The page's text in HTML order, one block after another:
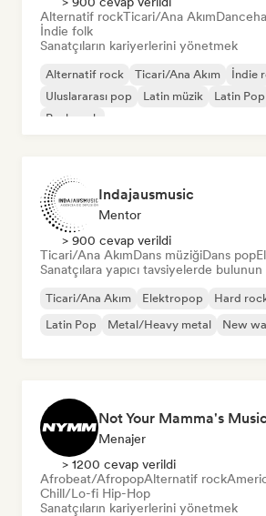
Alternatif rockTicari/Ana Akım
İndie folk
Sanatçıların kariyerlerini yönetmek
Alternatif rock Ticari/Ana Akım
İndie
Uluslararası pop
Latin müzik Latin Pop
Punk rock
Indajausmusic
Mentor
> 900 cevap verildi
Ticari/Ana AkımDans müziğiDans pop
Sanatçılara yapıcı tavsiyelerde bulunun
Ticari/Ana Akım Elektropop Hard
Latin Pop
Metal/Heavy metal New
Not Your Mamma's Music
Menajer
> 1200 cevap verildi
Afrobeat/AfropopAlternatif rock
Chill/Lo-fi Hip-Hop
Sanatçıların kariyerlerini yönetmek